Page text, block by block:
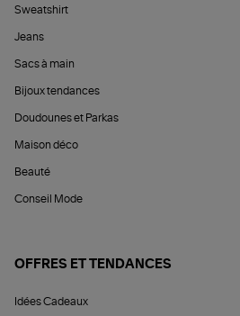
Sweatshirt
Jeans
Sacs à main
Bijoux tendances
Doudounes et Parkas
Maison déco
Beauté
Conseil Mode
OFFRES ET TENDANCES
Idées Cadeaux